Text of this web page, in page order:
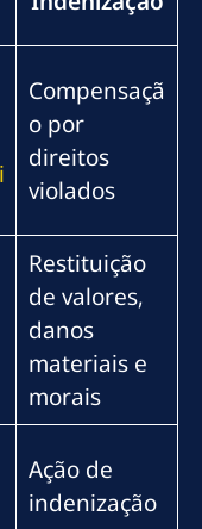
Compensaçã
o por
direitos
violados
Restituição
de valores,
danos
materiais e
morais
Ação de
indenização